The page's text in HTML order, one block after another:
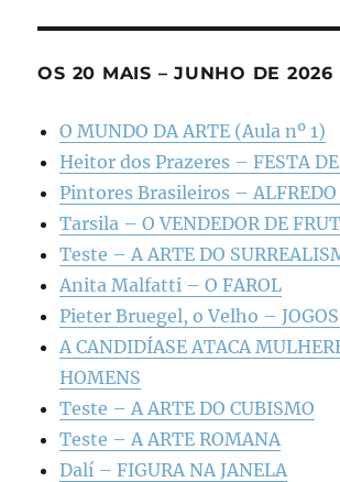
OS 20 MAIS – JUNHO DE 2026
O MUNDO DA ARTE (Aula nº 1)
Heitor dos Prazeres – FESTA DE
Pintores Brasileiros – ALFREDO
Tarsila – O VENDEDOR DE
Teste – A ARTE DO
Anita Malfatti – O FAROL
Pieter Bruegel, o Velho –
A CANDIDÍASE ATACA
HOMENS
Teste – A ARTE DO CUBISMO
Teste – A ARTE ROMANA
Dalí – FIGURA NA JANELA